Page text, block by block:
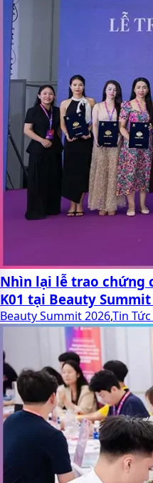
Nhìn lại lễ trao chứng
K01 tại Beauty Summit
Beauty Summit 2026,Tin